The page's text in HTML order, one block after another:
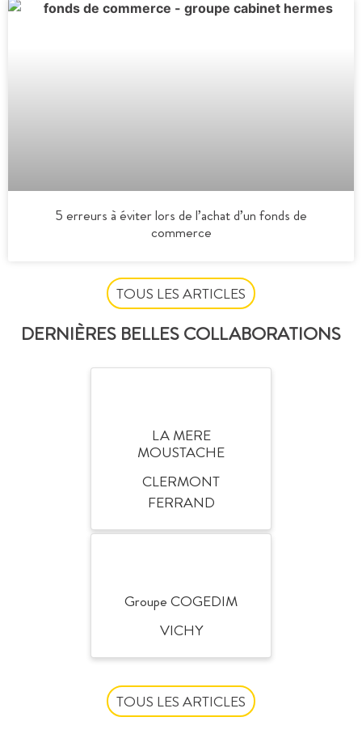
5 erreurs à éviter lors de l’achat d’un fonds de
commerce
TOUS LES ARTICLES
DERNIÈRES BELLES COLLABORATIONS
LA MERE
MOUSTACHE
CLERMONT
FERRAND
Groupe COGEDIM
VICHY
TOUS LES ARTICLES